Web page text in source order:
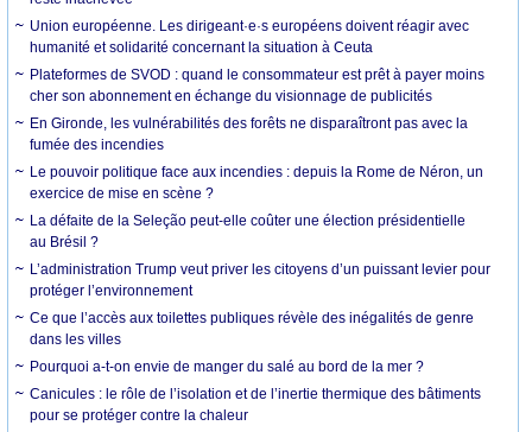
Union européenne. Les dirigeant·e·s européens doivent réagir avec
humanité et solidarité concernant la situation à Ceuta
Plateformes de SVOD : quand le consommateur est prêt à payer moins
cher son abonnement en échange du visionnage de publicités
En Gironde, les vulnérabilités des forêts ne disparaîtront pas avec la
fumée des incendies
Le pouvoir politique face aux incendies : depuis la Rome de Néron, un
exercice de mise en scène ?
La défaite de la Seleção peut-elle coûter une élection présidentielle
au Brésil ?
L’administration Trump veut priver les citoyens d’un puissant levier pour
protéger l’environnement
Ce que l’accès aux toilettes publiques révèle des inégalités de genre
dans les villes
Pourquoi a-t-on envie de manger du salé au bord de la mer ?
Canicules : le rôle de l’isolation et de l’inertie thermique des bâtiments
pour se protéger contre la chaleur